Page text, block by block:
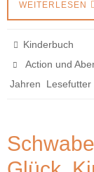
WEITERLESEN
Kinderbuch
Action und
Jahren
Lesefutter